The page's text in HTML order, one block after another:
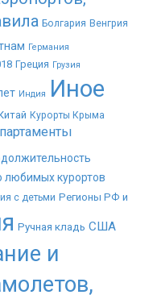
Болгария Венгрия
Германия
Греция Грузия
Индия Иное
Курорты Крыма
любимых курортов
с детьми Регионы РФ и
Ручная кладь США
и